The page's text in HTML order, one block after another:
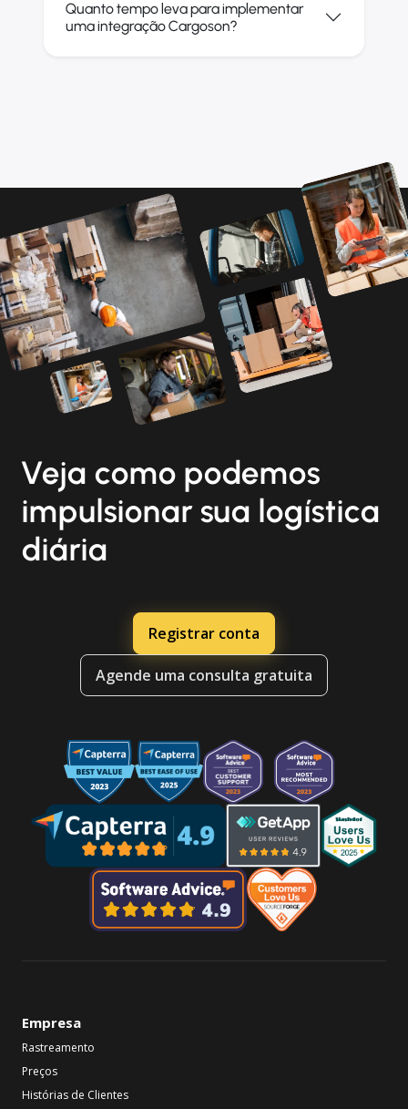
Quanto tempo leva para implementar
uma integração Cargoson?
Veja como podemos
impulsionar sua logística
diária
Registrar conta
Agende uma consulta gratuita
Empresa
Rastreamento
Preços
Histórias de Clientes